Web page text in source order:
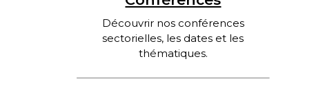
Découvrir nos conférences
sectorielles, les dates et les
thématiques.